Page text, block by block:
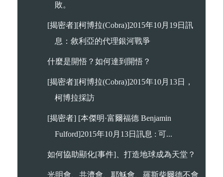
敗。
[揭密者][柯博拉(Cobra)]2015年10月19日訊
息：敘利亞的代理銀河戰爭
什麼是開悟？如何達到開悟？
[揭密者][柯博拉(Cobra)]2015年10月13日，
柯博拉採訪
[揭密者] [本傑明·富爾福德 Benjamin
Fulford]2015年10月13日訊息 : 可...
如何協助顯化[事件]、打造地球成為天堂？
光明會、共濟會、耶穌會、羅斯柴爾德不會